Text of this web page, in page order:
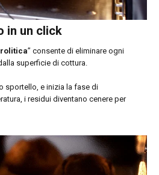
in un click
” consente di eliminare ogni
superficie di cottura.
sportello, e inizia la fase di
i residui diventano cenere per